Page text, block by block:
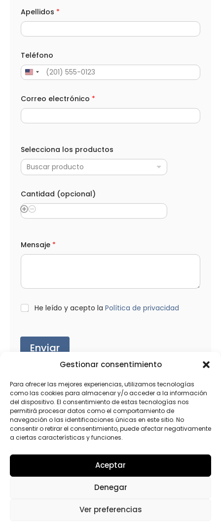
Gestionar consentimiento
Para ofrecer las mejores experiencias, utilizamos tecnologías
como las cookies para almacenar y/o acceder a la información
del dispositivo. El consentimiento de estas tecnologías nos
permitirá procesar datos como el comportamiento de
navegación o las identificaciones únicas en este sitio. No
consentir o retirar el consentimiento, puede afectar negativamente
a ciertas características y funciones.
Aceptar
Denegar
Ver preferencias
e
M
e
s
j
e
Apellidos *
Teléfono
Correo electrónico *
Selecciona los productos
Buscar producto
Cantidad (opcional)
Mensaje *
L
O
*
He leído y acepto la Política de privacidad
Enviar
Productos relacionados